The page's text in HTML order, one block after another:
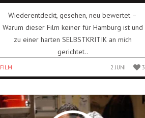
Wiederentdeckt, gesehen, neu bewertet –
Warum dieser Film keiner für Hamburg ist und
zu einer harten SELBSTKRITIK an mich
gerichtet..
FILM 2 JUNI 3